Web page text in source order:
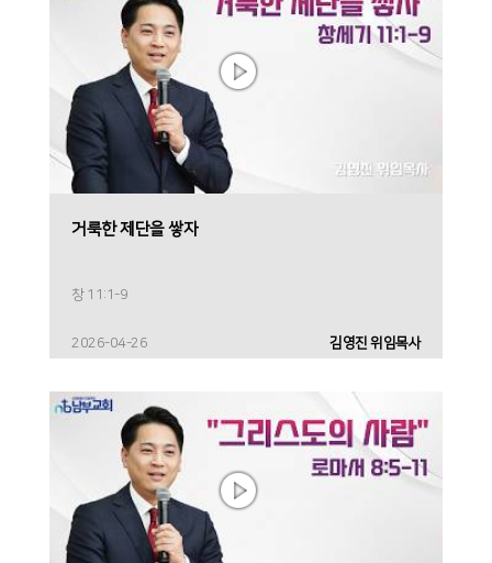
거룩한 제단을 쌓자
창 11:1-9
2026-04-26 김영진 위임목사